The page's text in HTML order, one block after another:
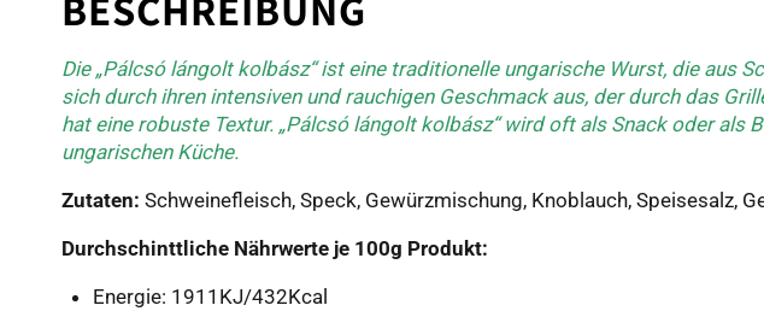
Die „Pálcsó lángolt kolbász“ ist eine traditionelle ungarische Wurst, die aus
sich durch ihren intensiven und rauchigen Geschmack aus, der durch das
hat eine robuste Textur. „Pálcsó lángolt kolbász“ wird oft als Snack oder
ungarischen Küche.
Zutaten: Schweinefleisch, Speck, Gewürzmischung, Knoblauch, Speisesalz,
Durchschinttliche Nährwerte je 100g Produkt:
Energie: 1911KJ/432Kcal